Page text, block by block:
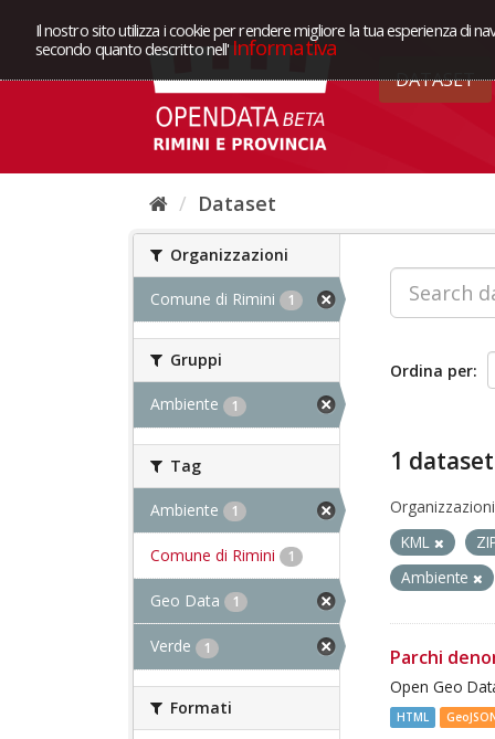
Il nostro sito utilizza i cookie per rendere migliore la tua esperienza di
secondo quanto descritto nell' Informativa
DATASET
Dataset
Organizzazioni
Comune di Rimini 1
Gruppi
Ambiente 1
Tag
Ambiente 1
Comune di Rimini 1
Geo Data 1
Verde 1
Formati
Ordina per
1
KML
Ambiente
Parchi
Open Geo
HTML